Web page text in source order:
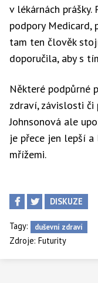
v lékárnách
podpory Medicard,
tam ten člověk
doporučila, aby s
Některé podpůrné
zdraví, závislosti či
Johnsonová ale
je přece jen lepší
mřížemi.
DISKUZE
Tagy: duševní zdraví
Zdroje: Futurity